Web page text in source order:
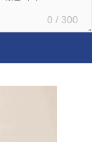
0 / 300